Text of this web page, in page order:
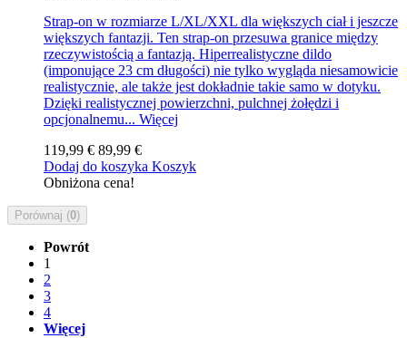
Strap-on w rozmiarze L/XL/XXL dla większych ciał i jeszcze
większych fantazji. Ten strap-on przesuwa granice między
rzeczywistością a fantazją. Hiperrealistyczne dildo
(imponujące 23 cm długości) nie tylko wygląda niesamowicie
realistycznie, ale także jest dokładnie takie samo w dotyku.
Dzięki realistycznej powierzchni, pulchnej żołędzi i
opcjonalnemu... Więcej
119,99 € 89,99 €
Dodaj do koszyka Koszyk
Obniżona cena!
Porównaj (0)
Powrót
1
2
3
4
Więcej